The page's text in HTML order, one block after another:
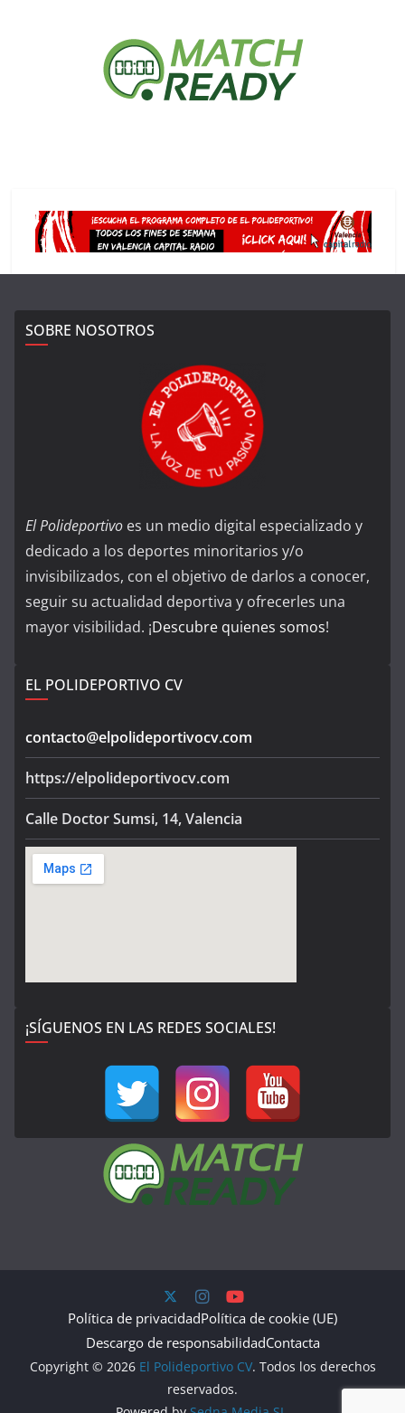
SOBRE NOSOTROS
El Polideportivo es un medio digital especializado y
dedicado a los deportes minoritarios y/o
invisibilizados, con el objetivo de darlos a conocer,
seguir su actualidad deportiva y ofrecerles una
mayor visibilidad. ¡Descubre quienes somos!
EL POLIDEPORTIVO CV
contacto@elpolideportivocv.com
https://elpolideportivocv.com
Calle Doctor Sumsi, 14, Valencia
¡SÍGUENOS EN LAS REDES SOCIALES!
Política de privacidadPolítica de cookie (UE)
Descargo de responsabilidadContacta
Copyright © 2026 El Polideportivo CV. Todos los derechos
reservados.